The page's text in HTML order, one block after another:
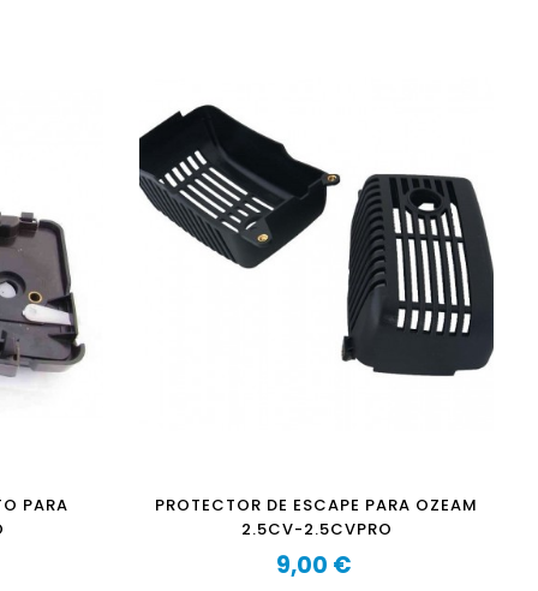
PARA
PROTECTOR DE ESCAPE PARA OZEAM
2.5CV-2.5CVPRO
Precio
9,00 €